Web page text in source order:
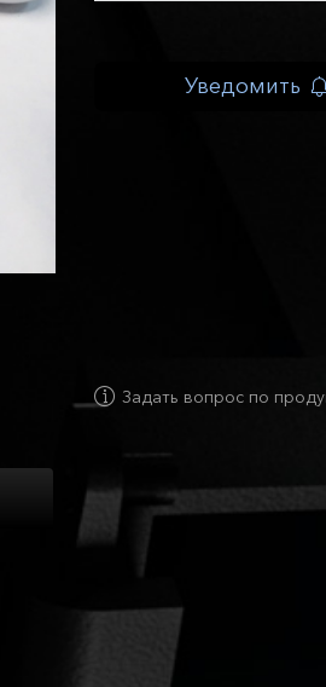
Уведомить
Задать вопрос по